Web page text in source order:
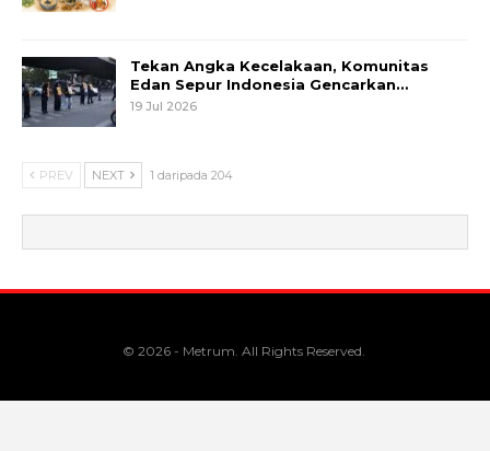
Tekan Angka Kecelakaan, Komunitas
Edan Sepur Indonesia Gencarkan…
19 Jul 2026
PREV NEXT 1 daripada 204
© 2026 - Metrum. All Rights Reserved.